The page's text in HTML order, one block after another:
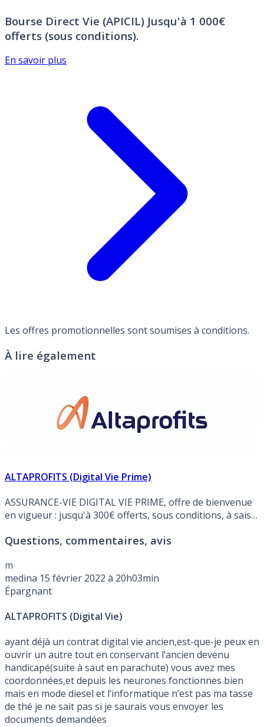
Bourse Direct Vie (APICIL) Jusqu'à 1 000€
offerts (sous conditions).
En savoir plus
Les offres promotionnelles sont soumises à conditions.
À lire également
ALTAPROFITS (Digital Vie Prime)
ASSURANCE-VIE DIGITAL VIE PRIME, offre de bienvenue
en vigueur : jusqu'à 300€ offerts, sous conditions, à saisir
Questions, commentaires, avis
m
medina 15 février 2022 à 20h03min
Épargnant
ALTAPROFITS (Digital Vie)
ayant déjà un contrat digital vie ancien,est-que-je peux en
ouvrir un autre tout en conservant l’ancien devenu
handicapé(suite à saut en parachute) vous avez mes
coordonnées,et depuis les neurones fonctionnes bien
mais en mode diesel et l’informatique n’est pas ma tasse
de thé je ne sait pas si je saurais vous envoyer les
documents demandées